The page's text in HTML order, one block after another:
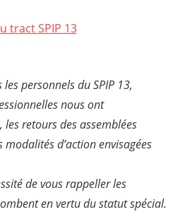
tract SPIP 13
personnels du SPIP 13,
nous ont
retours des assemblées
d’action envisagées
de vous rappeller les
en vertu du statut spécial.